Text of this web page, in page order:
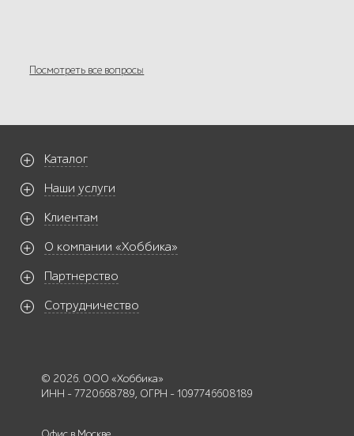
Посмотреть все вопросы
Каталог
Наши услуги
Клиентам
О компании «Хоббика»
Партнерство
Сотрудничество
© 2026. ООО «Хоббика»
ИНН - 7720668789, ОГРН - 1097746608189